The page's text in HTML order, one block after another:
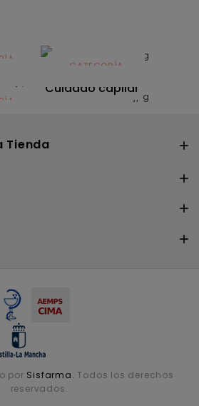
CATEGORÍA
Solares
Cuidado capilar
Tienda 



por Sisfarma. Todos los derechos
reservados.